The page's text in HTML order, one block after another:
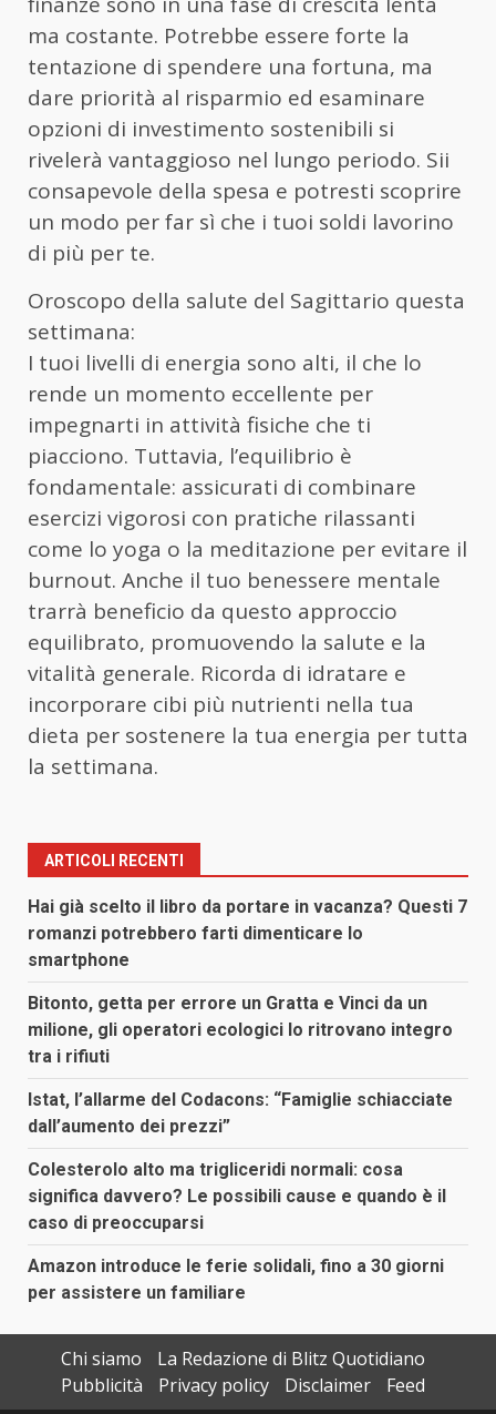
ma costante. Potrebbe essere forte la
tentazione di spendere una fortuna, ma
dare priorità al risparmio ed esaminare
opzioni di investimento sostenibili si
rivelerà vantaggioso nel lungo periodo. Sii
consapevole della spesa e potresti scoprire
un modo per far sì che i tuoi soldi lavorino
di più per te.
Oroscopo della salute del Sagittario questa
settimana:
I tuoi livelli di energia sono alti, il che lo
rende un momento eccellente per
impegnarti in attività fisiche che ti
piacciono. Tuttavia, l’equilibrio è
fondamentale: assicurati di combinare
esercizi vigorosi con pratiche rilassanti
come lo yoga o la meditazione per evitare il
burnout. Anche il tuo benessere mentale
trarrà beneficio da questo approccio
equilibrato, promuovendo la salute e la
vitalità generale. Ricorda di idratare e
incorporare cibi più nutrienti nella tua
dieta per sostenere la tua energia per tutta
la settimana.
ARTICOLI RECENTI
Hai già scelto il libro da portare in vacanza? Questi 7
romanzi potrebbero farti dimenticare lo
smartphone
Bitonto, getta per errore un Gratta e Vinci da un
milione, gli operatori ecologici lo ritrovano integro
tra i rifiuti
Istat, l’allarme del Codacons: “Famiglie schiacciate
dall’aumento dei prezzi”
Colesterolo alto ma trigliceridi normali: cosa
significa davvero? Le possibili cause e quando è il
caso di preoccuparsi
Amazon introduce le ferie solidali, fino a 30 giorni
per assistere un familiare
Chi siamo
La Redazione di Blitz Quotidiano
Pubblicità
Privacy policy Disclaimer Feed